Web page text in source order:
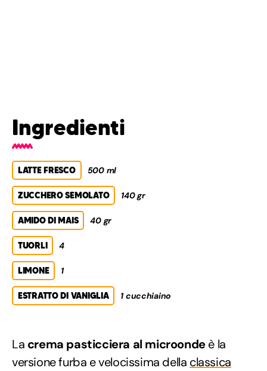
Ingredienti
LATTE FRESCO 500 ml
ZUCCHERO SEMOLATO 140 gr
AMIDO DI MAIS 40 gr
TUORLI 4
LIMONE 1
ESTRATTO DI VANIGLIA 1 cucchiaino
La crema pasticciera al microondeè la
versione furba e velocissima della classica